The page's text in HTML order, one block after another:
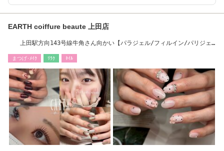
EARTH coiffure beaute 上田店
上田駅方向143号線牛角さん向かい【パラジェル/フィルイン/パリジェ
まつげ･ﾒｲｸ ﾘﾗｸ ﾈｲﾙ